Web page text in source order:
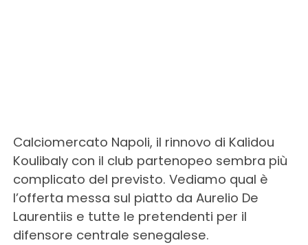
Calciomercato Napoli, il rinnovo di Kalidou
Koulibaly con il club partenopeo sembra più
complicato del previsto. Vediamo qual è
l’offerta messa sul piatto da Aurelio De
Laurentiis e tutte le pretendenti per il
difensore centrale senegalese.